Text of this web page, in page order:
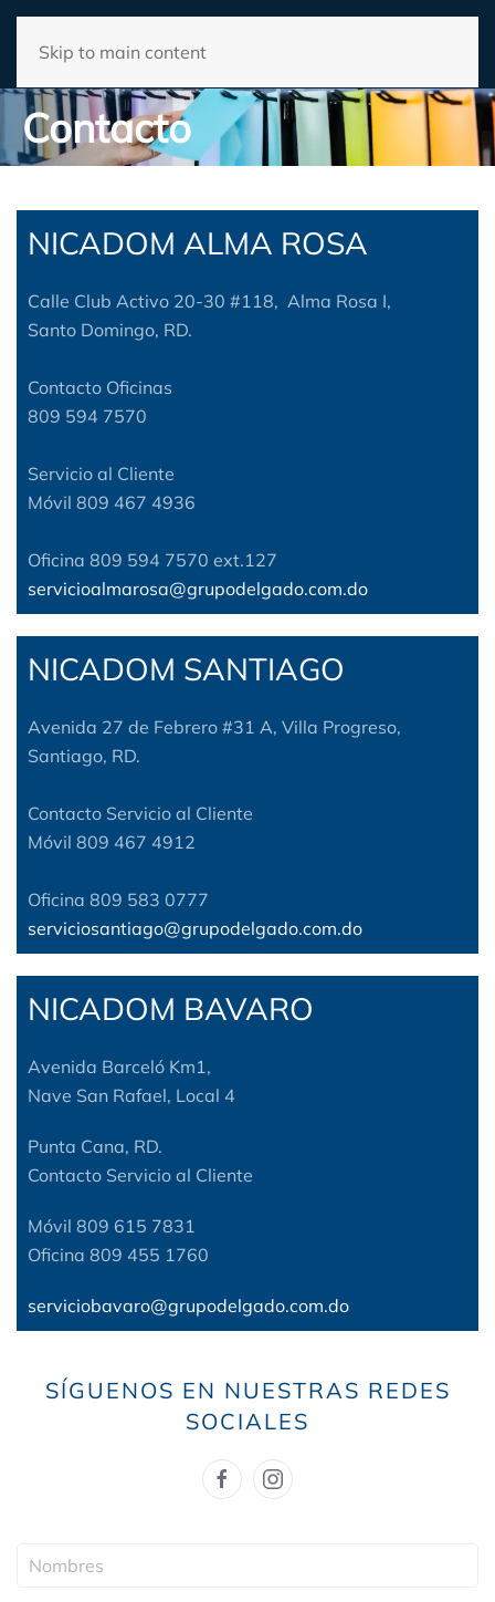
Skip to main content
Contacto
NICADOM ALMA ROSA
Calle Club Activo 20-30 #118, Alma Rosa I,
Santo Domingo, RD.
Contacto Oficinas
809 594 7570
Servicio al Cliente
Móvil 809 467 4936
Oficina 809 594 7570 ext.127
servicioalmarosa@grupodelgado.com.do
NICADOM SANTIAGO
Avenida 27 de Febrero #31 A, Villa Progreso,
Santiago, RD.
Contacto Servicio al Cliente
Móvil 809 467 4912
Oficina 809 583 0777
serviciosantiago@grupodelgado.com.do
NICADOM BAVARO
Avenida Barceló Km1,
Nave San Rafael, Local 4
Punta Cana, RD.
Contacto Servicio al Cliente
Móvil 809 615 7831
Oficina 809 455 1760
serviciobavaro@grupodelgado.com.do
SÍGUENOS EN NUESTRAS REDES
SOCIALES